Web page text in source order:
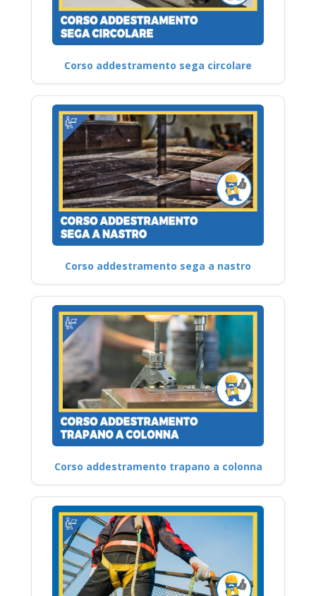
Corso addestramento sega circolare
Corso addestramento sega a nastro
Corso addestramento trapano a colonna